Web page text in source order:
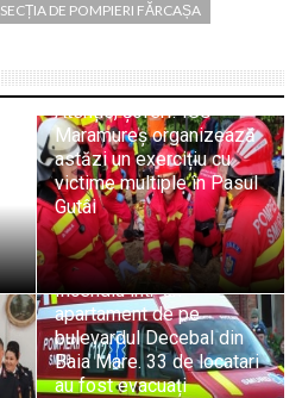
SECȚIA DE POMPIERI FĂRCAȘA
Atenție, șoferi! ISU
Maramureș organizează
astăzi un exercițiu cu
victime multiple în Pasul
Gutâi
Incendiu într-un
apartament de pe
bulevardul Decebal din
Baia Mare. 33 de locatari
au fost evacuați